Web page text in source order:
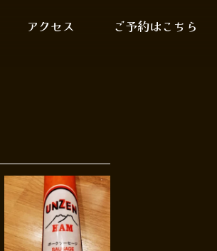
アクセス ご予約はこちら